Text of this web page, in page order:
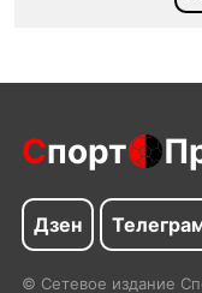
Спорт
Дзен
© Сетевое издание